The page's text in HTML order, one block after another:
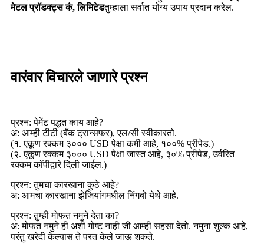
मेटल प्रॉडक्ट्स कं, लिमिटेडतुम्हाला सर्वात योग्य उपाय प्रदान करेल.
वारंवार विचारले जाणारे प्रश्न
प्रश्न: पेमेंट पद्धत काय आहे?
अ: आम्ही टीटी (बँक ट्रान्सफर), एल/सी स्वीकारतो.
(१. एकूण रक्कम ३००० USD पेक्षा कमी आहे, १००% प्रीपेड.)
(२. एकूण रक्कम ३००० USD पेक्षा जास्त आहे, ३०% प्रीपेड, उर्वरित
रक्कम कॉपीद्वारे दिली जाईल.)
प्रश्न: तुमचा कारखाना कुठे आहे?
अ: आमचा कारखाना झेजियांगमधील निंगबो येथे आहे.
प्रश्न: तुम्ही मोफत नमुने देता का?
अ: मोफत नमुने ही अशी गोष्ट नाही जी आम्ही सहसा देतो. नमुना शुल्क आहे,
परंतु खरेदी केल्यास ते परत केले जाऊ शकते.